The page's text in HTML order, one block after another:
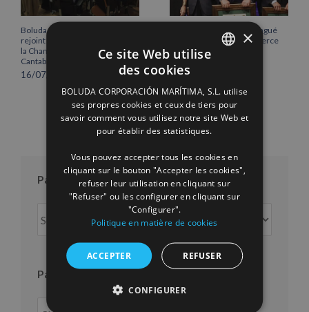
Boluda Corporación Marítima
rejoint l’Assemblée plénière de
la Chambre de commerce de
Cantabrie
16/07/2026
Vicente Boluda Fos distingué
par la Chambre de commerce
de Séville.
12/06/2026
Par mois
mois
Par an
ENGLISH
FRENCH
×
Ce site Web utilise
des cookies
BOLUDA CORPORACIÓN MARÍTIMA, S.L. utilise
ses propres cookies et ceux de tiers pour
savoir comment vous utilisez notre site Web et
pour établir des statistiques.
Vous pouvez accepter tous les cookies en
cliquant sur le bouton "Accepter les cookies",
refuser leur utilisation en cliquant sur
"Refuser" ou les configurer en cliquant sur
"Configurer".
Politique en matière de cookies
ACCEPTER REFUSER
CONFIGURER